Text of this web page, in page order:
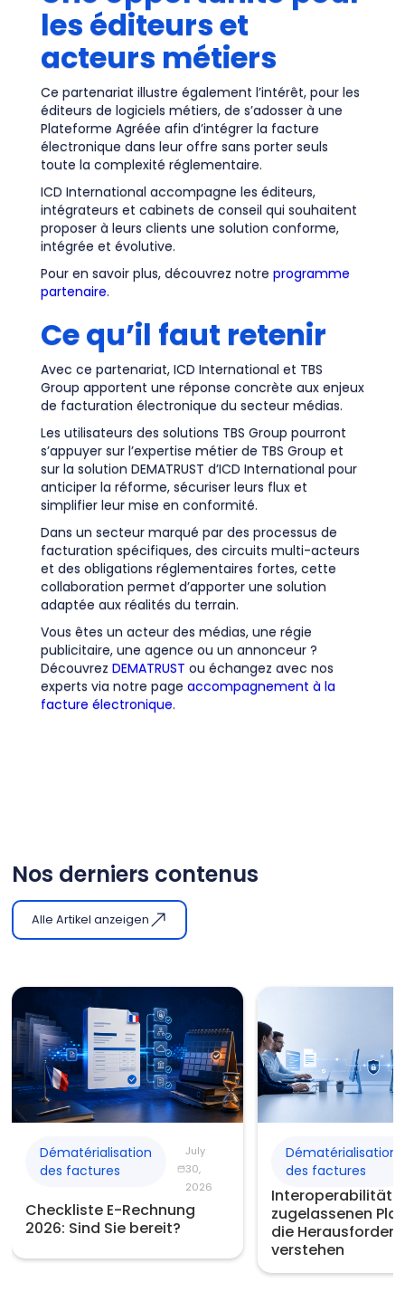
les éditeurs et
acteurs métiers
Ce partenariat illustre également l’intérêt, pour les
éditeurs de logiciels métiers, de s’adosser à une
Plateforme Agréée afin d’intégrer la facture
électronique dans leur offre sans porter seuls
toute la complexité réglementaire.
ICD International accompagne les éditeurs,
intégrateurs et cabinets de conseil qui souhaitent
proposer à leurs clients une solution conforme,
intégrée et évolutive.
Pour en savoir plus, découvrez notre programme
partenaire.
Ce qu’il faut retenir
Avec ce partenariat, ICD International et TBS
Group apportent une réponse concrète aux enjeux
de facturation électronique du secteur médias.
Les utilisateurs des solutions TBS Group pourront
s’appuyer sur l’expertise métier de TBS Group et
sur la solution DEMATRUST d’ICD International pour
anticiper la réforme, sécuriser leurs flux et
simplifier leur mise en conformité.
Dans un secteur marqué par des processus de
facturation spécifiques, des circuits multi-acteurs
et des obligations réglementaires fortes, cette
collaboration permet d’apporter une solution
adaptée aux réalités du terrain.
Vous êtes un acteur des médias, une régie
publicitaire, une agence ou un annonceur ?
Découvrez DEMATRUST ou échangez avec nos
experts via notre page accompagnement à la
facture électronique.
Nos derniers contenus
Alle Artikel anzeigen
Dématérialisation
des factures
July
30,
2026
Checkliste E-Rechnung
2026: Sind Sie bereit?
Dématérialisation
des factures
Interoperabilität
zugelassenen
die
verstehen